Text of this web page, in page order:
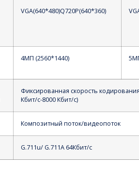
VGA(640*480)Q720P(640*360)
4МП (2560*1440)
Фиксированная скорость
Кбит/с-8000 Кбит/с)
Композитный поток/видеопоток
G.711u/ G.711A 64Кбит/с